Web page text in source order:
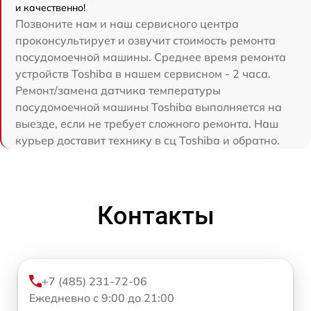
и качественно!
Позвоните нам и наш сервисного центра
проконсультирует и озвучит стоимость ремонта
посудомоечной машины. Среднее время ремонта
устройств Toshiba в нашем сервисном - 2 часа.
Ремонт/замена датчика температуры
посудомоечной машины Toshiba выполняется на
выезде, если не требует сложного ремонта. Наш
курьер доставит технику в сц Toshiba и обратно.
Контакты
+7 (485) 231-72-06
Ежедневно с 9:00 до 21:00